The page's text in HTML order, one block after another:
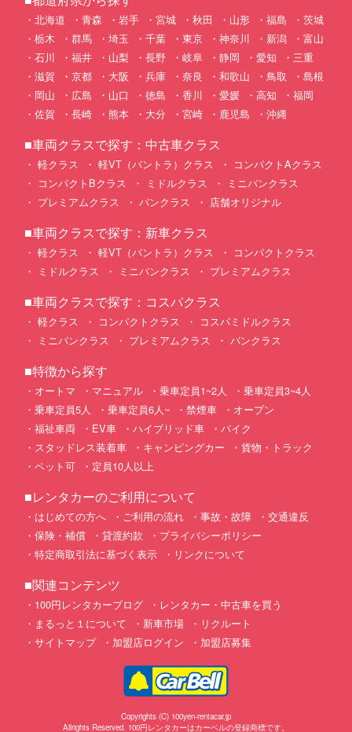
北海道 青森 岩手 宮城 秋田 山形 福島
茨城
栃木
群馬 埼玉 千葉 東京 神奈川 新潟
富山
石川
福井 山梨 長野 岐阜 静岡 愛知
三重
滋賀
京都 大阪 兵庫 奈良 和歌山 鳥取
島根
岡山
広島 山口 徳島 香川 愛媛 高知
福岡
佐賀
長崎 熊本 大分 宮崎 鹿児島 沖縄
■車両クラスで探す：中古車クラス
軽クラス 軽VT（バントラ）クラス
コンパクトAクラス
コンパクトBクラス
ミドルクラス
ミニバンクラス
プレミアムクラス
バンクラス 店舗オリジナル
■車両クラスで探す：新車クラス
軽クラス 軽VT（バントラ）クラス
コンパクトクラス
ミドルクラス
ミニバンクラス プレミアムクラス
■車両クラスで探す：コスパクラス
軽クラス コンパクトクラス
コスパミドルクラス
ミニバンクラス
プレミアムクラス バンクラス
■特徴から探す
オートマ マニュアル 乗車定員1~2人
乗車定員3~4人
乗車定員5人
乗車定員6人~ 禁煙車
オープン
福祉車両
EV車 ハイブリッド車
バイク
スタッドレス装着車
キャンピングカー
貨物・トラック
ペット可
定員10人以上
■レンタカーのご利用について
はじめての方へ ご利用の流れ 事故・故障
交通違反
保険・補償
貸渡約款
プライバシーポリシー
特定商取引法に基づく表示
リンクについて
■関連コンテンツ
100円レンタカーブログ
レンタカー・中古車を買う
まるっと１について
新車市場
リクルート
サイトマップ
加盟店ログイン 加盟店募集
Copyrights (C) 100yen-rentacar.jp
Allrights Reserved. 100円レンタカーはカーベルの登録商標です。